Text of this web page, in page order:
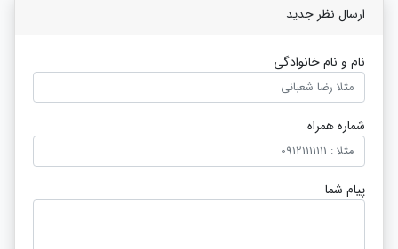
ارسال نظر جدید
نام و نام خانوادگی
شماره همراه
پیام شما